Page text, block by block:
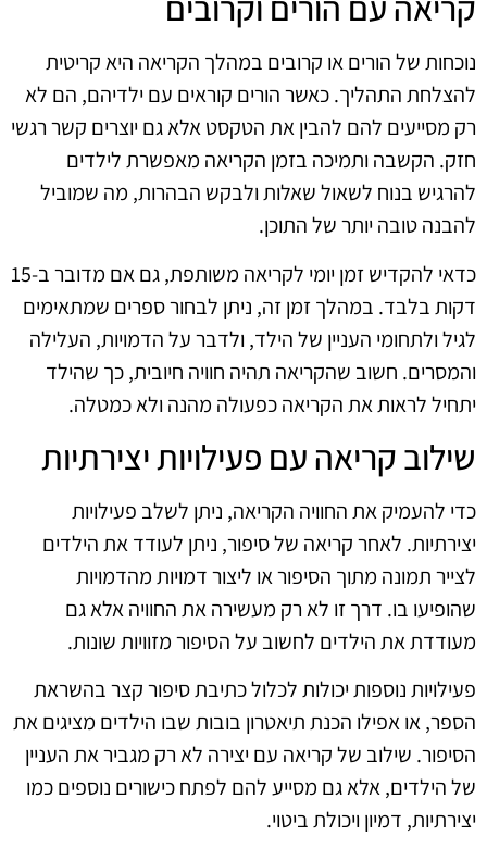
נוכחות של הורים או קרובים במהלך הקריאה היא קריטית
להצלחת התהליך. כאשר הורים קוראים עם ילדיהם, הם לא
רק מסייעים להם להבין את הטקסט אלא גם יוצרים קשר רגשי
חזק. הקשבה ותמיכה בזמן הקריאה מאפשרת לילדים
להרגיש בנוח לשאול שאלות ולבקש הבהרות, מה שמוביל
להבנה טובה יותר של התוכן.
כדאי להקדיש זמן יומי לקריאה משותפת, גם אם מדובר ב-15
דקות בלבד. במהלך זמן זה, ניתן לבחור ספרים שמתאימים
לגיל ולתחומי העניין של הילד, ולדבר על הדמויות, העלילה
והמסרים. חשוב שהקריאה תהיה חוויה חיובית, כך שהילד
יתחיל לראות את הקריאה כפעולה מהנה ולא כמטלה.
שילוב קריאה עם פעילויות יצירתיות
כדי להעמיק את החוויה הקריאה, ניתן לשלב פעילויות
יצירתיות. לאחר קריאה של סיפור, ניתן לעודד את הילדים
לצייר תמונה מתוך הסיפור או ליצור דמויות מהדמויות
שהופיעו בו. דרך זו לא רק מעשירה את החוויה אלא גם
מעודדת את הילדים לחשוב על הסיפור מזוויות שונות.
פעילויות נוספות יכולות לכלול כתיבת סיפור קצר בהשראת
הספר, או אפילו הכנת תיאטרון בובות שבו הילדים מציגים את
הסיפור. שילוב של קריאה עם יצירה לא רק מגביר את העניין
של הילדים, אלא גם מסייע להם לפתח כישורים נוספים כמו
יצירתיות, דמיון ויכולת ביטוי.